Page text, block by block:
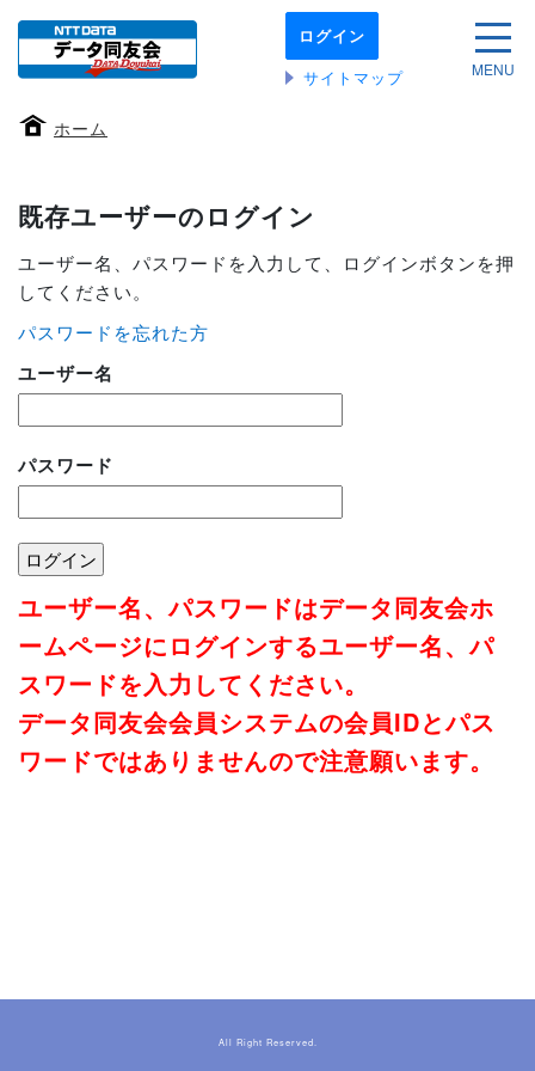
本
文
へ
動
ログイン
サイトマップ
サイ
MENU
ホーム
既存ユーザーのログイン
ユーザー名、パスワードを入力して、ログインボタンを押
してください。
パスワードを忘れた方
ユーザー名
パスワード
ユーザー名、パスワードはデータ同友会ホ
ームページにログインするユーザー名、パ
スワードを入力してください。
データ同友会会員システムの会員IDとパス
ワードではありませんので注意願います。
All Right Reserved.